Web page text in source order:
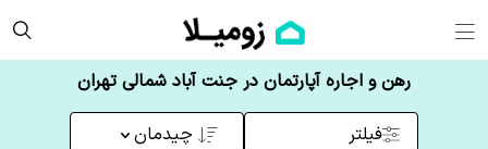
رهن و اجاره آپارتمان در جنت آباد شمالی تهران
فیلتر چیدمان